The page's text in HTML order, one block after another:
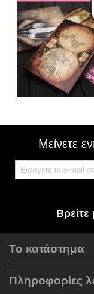
Μείνετε
Το κατάστημα
Πληροφορίες